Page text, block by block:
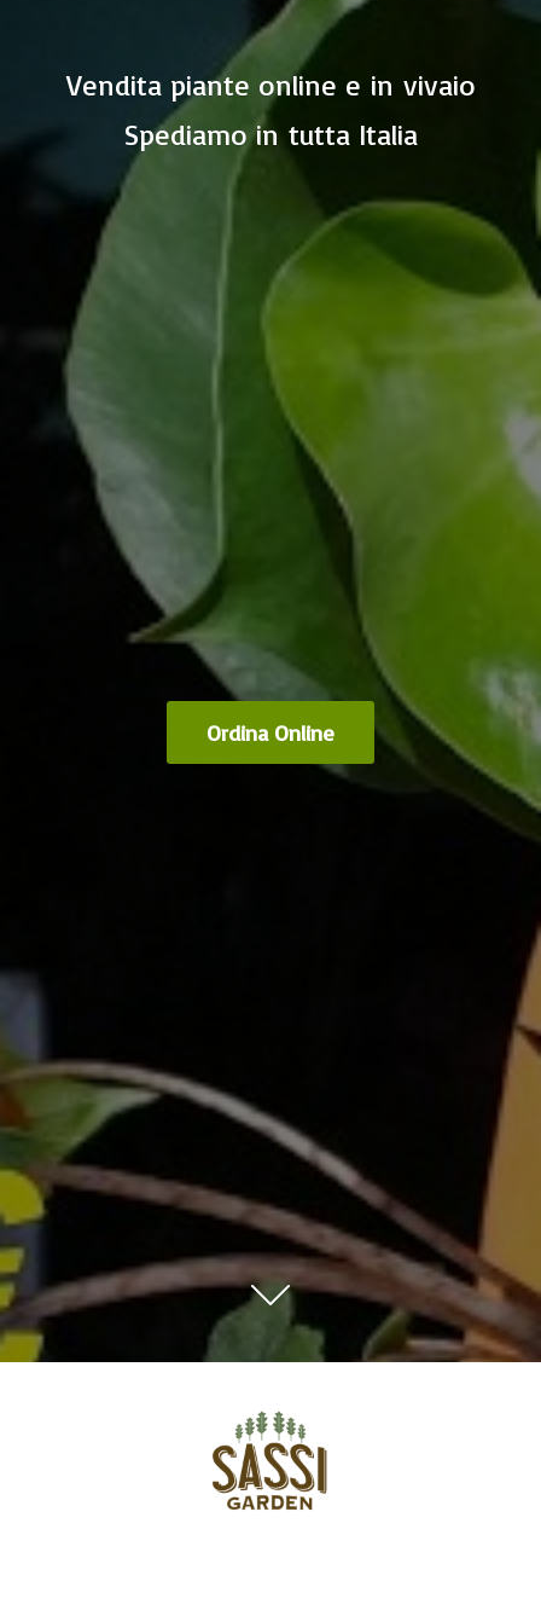
Vendita piante online e in vivaio
Spediamo in tutta Italia
Ordina Online